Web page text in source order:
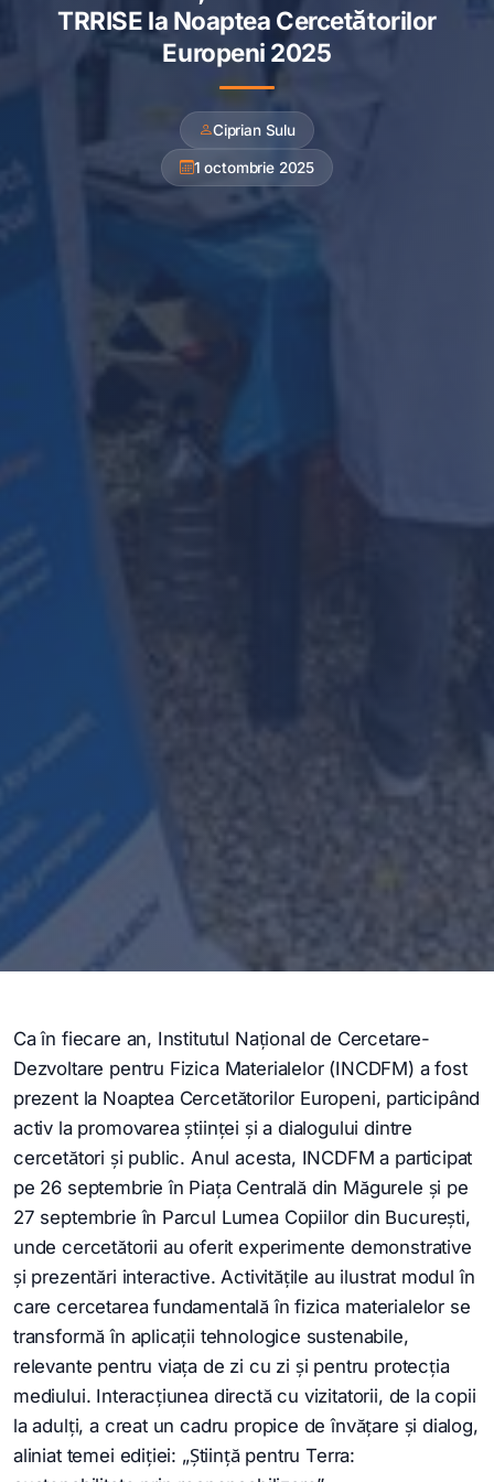
TRRISE la Noaptea Cercetătorilor
Europeni 2025
Ciprian Sulu
1 octombrie 2025
Ca în fiecare an, Institutul Național de Cercetare-
Dezvoltare pentru Fizica Materialelor (INCDFM) a fost
prezent la Noaptea Cercetătorilor Europeni, participând
activ la promovarea științei și a dialogului dintre
cercetători și public. Anul acesta, INCDFM a participat
pe 26 septembrie în Piața Centrală din Măgurele și pe
27 septembrie în Parcul Lumea Copiilor din București,
unde cercetătorii au oferit experimente demonstrative
și prezentări interactive. Activitățile au ilustrat modul în
care cercetarea fundamentală în fizica materialelor se
transformă în aplicații tehnologice sustenabile,
relevante pentru viața de zi cu zi și pentru protecția
mediului. Interacțiunea directă cu vizitatorii, de la copii
la adulți, a creat un cadru propice de învățare și dialog,
aliniat temei ediției: „Știință pentru Terra: